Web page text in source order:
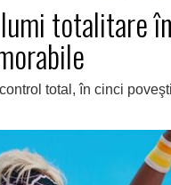
totalitare
total, în cinci